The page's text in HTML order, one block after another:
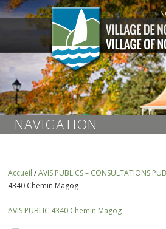
NAVIGATION
Accueil /AVIS PUBLICS – CONSULTATIONS
4340 Chemin Magog
AVIS PUBLIC 4340 Chemin Magog